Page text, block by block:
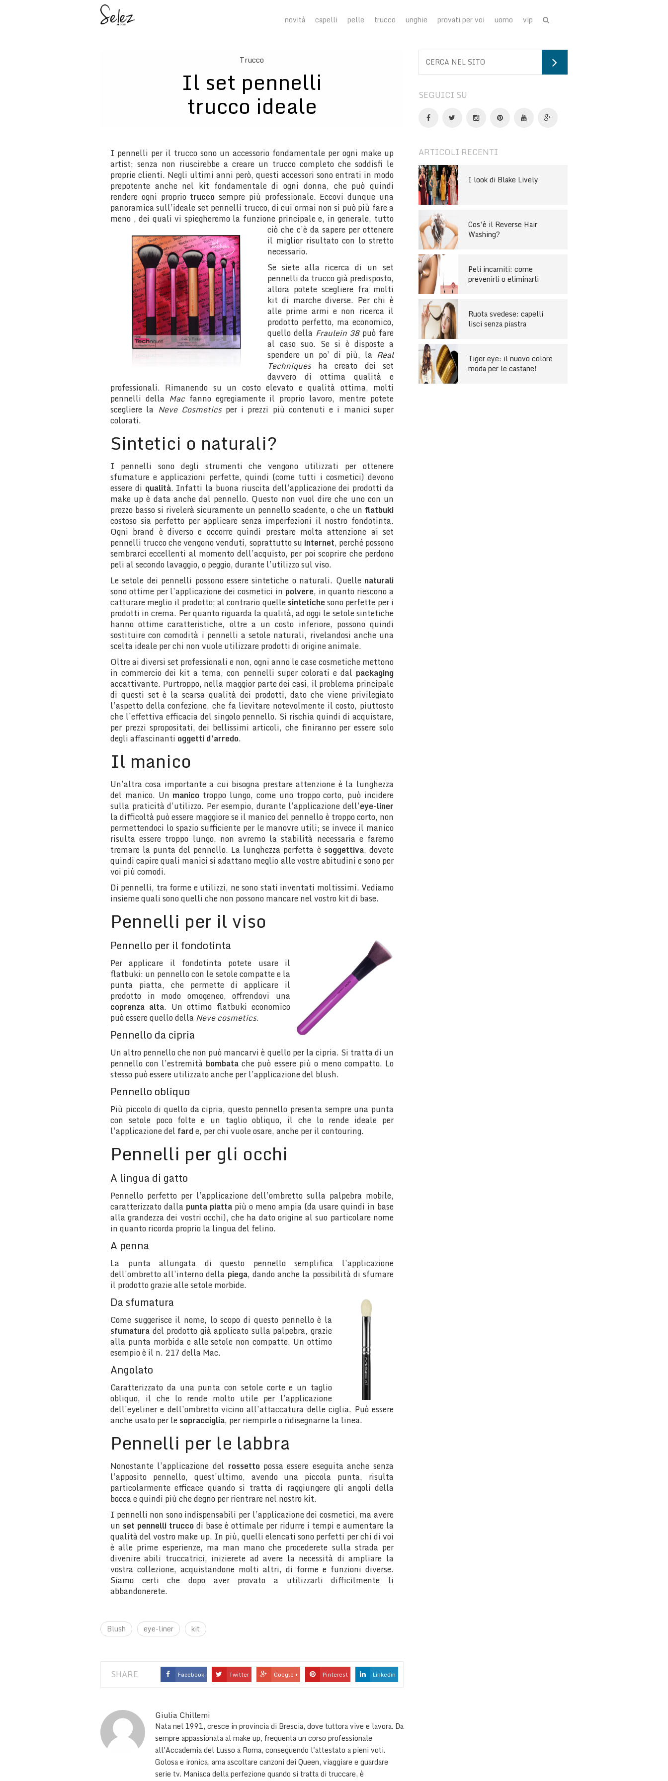
novità capelli pelle trucco unghie provati per voi uomo vip
Trucco
Il set pennelli
trucco ideale
I pennelli per il trucco sono un accessorio fondamentale per ogni make up
artist; senza non riuscirebbe a creare un trucco completo che soddisfi le
proprie clienti. Negli ultimi anni però, questi accessori sono entrati in modo
prepotente anche nel kit fondamentale di ogni donna, che può quindi
rendere ogni proprio trucco sempre più professionale. Eccovi dunque una
panoramica sull’ideale set pennelli trucco, di cui ormai non si può più fare a
meno , dei quali vi spiegheremo la funzione principale e, in generale, tutto
ciò che c’è da sapere per ottenere
il miglior risultato con lo stretto
necessario.
Se siete alla ricerca di un set
pennelli da trucco già predisposto,
allora potete scegliere fra molti
kit di marche diverse. Per chi è
alle prime armi e non ricerca il
prodotto perfetto, ma economico,
quello della Fraulein 38 può fare
al caso suo. Se si è disposte a
spendere un po’ di più, la Real
Techniquesha creato dei set
davvero di ottima qualità e
professionali. Rimanendo su un costo elevato e qualità ottima, molti
pennelli della Mac fanno egregiamente il proprio lavoro, mentre potete
scegliere la Neve Cosmetics per i prezzi più contenuti e i manici super
colorati.
Sintetici o naturali?
I pennelli sono degli strumenti che vengono utilizzati per ottenere
sfumature e applicazioni perfette, quindi (come tutti i cosmetici) devono
essere di qualità. Infatti la buona riuscita dell’applicazione dei prodotti da
make up è data anche dal pennello. Questo non vuol dire che uno con un
prezzo basso si rivelerà sicuramente un pennello scadente, o che un flatbuki
costoso sia perfetto per applicare senza imperfezioni il nostro fondotinta.
Ogni brand è diverso e occorre quindi prestare molta attenzione ai set
pennelli trucco che vengono venduti, soprattutto su internet, perché possono
sembrarci eccellenti al momento dell’acquisto, per poi scoprire che perdono
peli al secondo lavaggio, o peggio, durante l’utilizzo sul viso.
Le setole dei pennelli possono essere sintetiche o naturali. Quelle naturali
sono ottime per l’applicazione dei cosmetici in polvere, in quanto riescono a
catturare meglio il prodotto; al contrario quellesintetichesono perfette per i
prodotti in crema. Per quanto riguarda la qualità, ad oggi le setole sintetiche
hanno ottime caratteristiche, oltre a un costo inferiore, possono quindi
sostituire con comodità i pennelli a setole naturali, rivelandosi anche una
scelta ideale per chi non vuole utilizzare prodotti di origine animale.
Oltre ai diversi set professionali e non, ogni anno le case cosmetiche mettono
in commercio dei kit a tema, con pennelli super colorati e dal packaging
accattivante. Purtroppo, nella maggior parte dei casi, il problema principale
di questi set è la scarsa qualità dei prodotti, dato che viene privilegiato
l’aspetto della confezione, che fa lievitare notevolmente il costo, piuttosto
che l’effettiva efficacia del singolo pennello. Si rischia quindi di acquistare,
per prezzi spropositati, dei bellissimi articoli, che finiranno per essere solo
degli affascinanti oggetti d’arredo.
Il manico
Un’altra cosa importante a cui bisogna prestare attenzione è la lunghezza
del manico. Un manico troppo lungo, come uno troppo corto, può incidere
sulla praticità d’utilizzo. Per esempio, durante l’applicazione dell’eye-liner
la difficoltà può essere maggiore se il manico del pennello è troppo corto, non
permettendoci lo spazio sufficiente per le manovre utili; se invece il manico
risulta essere troppo lungo, non avremo la stabilità necessaria e faremo
tremare la punta del pennello. La lunghezza perfetta è soggettiva, dovete
quindi capire quali manici si adattano meglio alle vostre abitudini e sono per
voi più comodi.
Di pennelli, tra forme e utilizzi, ne sono stati inventati moltissimi. Vediamo
insieme quali sono quelli che non possono mancare nel vostro kit di base.
Pennelli per il viso
Pennello per il fondotinta
Per applicare il fondotinta potete usare il
flatbuki: un pennello con le setole compatte e la
punta piatta, che permette di applicare il
prodotto in modo omogeneo, offrendovi una
coprenza alta. Un ottimo flatbuki economico
può essere quello della Neve cosmetics.
Pennello da cipria
Un altro pennello che non può mancarvi è quello per la cipria. Si tratta di un
pennello con l’estremità bombata che può essere più o meno compatto. Lo
stesso può essere utilizzato anche per l’applicazione del blush.
Pennello obliquo
Più piccolo di quello da cipria, questo pennello presenta sempre una punta
con setole poco folte e un taglio obliquo, il che lo rende ideale per
l’applicazione del farde, per chi vuole osare, anche per il contouring.
Pennelli per gli occhi
A lingua di gatto
Pennello perfetto per l’applicazione dell’ombretto sulla palpebra mobile,
caratterizzato dalla punta piatta più o meno ampia (da usare quindi in base
alla grandezza dei vostri occhi), che ha dato origine al suo particolare nome
in quanto ricorda proprio la lingua del felino.
A penna
La punta allungata di questo pennello semplifica l’applicazione
dell’ombretto all’interno della piega, dando anche la possibilità di sfumare
il prodotto grazie alle setole morbide.
Da sfumatura
Come suggerisce il nome, lo scopo di questo pennello è la
sfumatura del prodotto già applicato sulla palpebra, grazie
alla punta morbida e alle setole non compatte. Un ottimo
esempio è il n. 217 della Mac.
Angolato
Caratterizzato da una punta con setole corte e un taglio
obliquo, il che lo rende molto utile per l’applicazione
dell’eyeliner e dell’ombretto vicino all’attaccatura delle ciglia. Può essere
anche usato per lesopracciglia, per riempirle o ridisegnarne la linea.
Pennelli per le labbra
Nonostante l’applicazione del rossettopossa essere eseguita anche senza
l’apposito pennello, quest’ultimo, avendo una piccola punta, risulta
particolarmente efficace quando si tratta di raggiungere gli angoli della
bocca e quindi più che degno per rientrare nel nostro kit.
I pennelli non sono indispensabili per l’applicazione dei cosmetici, ma avere
un set pennelli truccodi base è ottimale per ridurre i tempi e aumentare la
qualità del vostro make up. In più, quelli elencati sono perfetti per chi di voi
è alle prime esperienze, ma man mano che procederete sulla strada per
divenire abili truccatrici, inizierete ad avere la necessità di ampliare la
vostra collezione, acquistandone molti altri, di forme e funzioni diverse.
Siamo certi che dopo aver provato a utilizzarli difficilmente li
abbandonerete.
Blush eye-liner kit
SHARE Facebook Twitter Google + Pinterest Linkedin
Giulia Chillemi
Nata nel 1991, cresce in provincia di Brescia, dove tuttora vive e lavora. Da
sempre appassionata al make up, frequenta un corso professionale
all'Accademia del Lusso a Roma, conseguendo l'attestato a pieni voti.
Golosa e ironica, ama ascoltare canzoni dei Queen, viaggiare e guardare
serie tv. Maniaca della perfezione quando si tratta di truccare, è
SEGUICI SU
ARTICOLI RECENTI
I look di Blake Lively
Cos’è il Reverse Hair
Washing?
Peli incarniti: come
prevenirli o eliminarli
Ruota svedese: capelli
lisci senza piastra
Tiger eye: il nuovo colore
moda per le castane!